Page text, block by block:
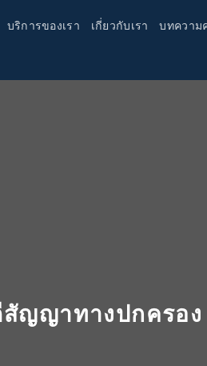
บริการของเรา เกี่ยวกับเรา บทความ
ญญาทางปกครอง